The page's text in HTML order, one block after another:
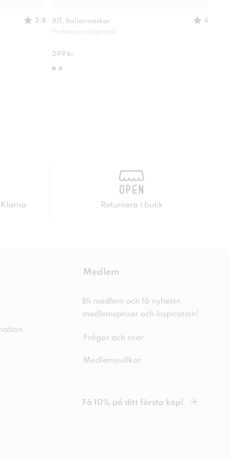
3.8 XIT, Ballerinaskor
4
Perfekt vardagslook
299 kr
Returnera i butik
Medlem
Bli medlem och få nyheter,
medlemspriser och inspiration!
Frågor och svar
Medlemsvillkor
Få 10% på ditt första köp!